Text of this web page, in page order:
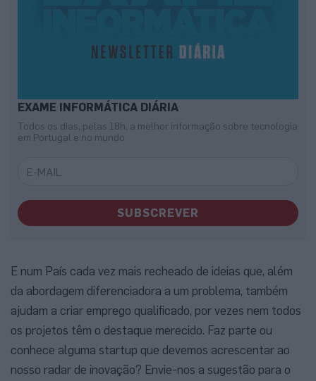
EXAME INFORMÁTICA DIÁRIA
Todos os dias, pelas 18h, a melhor informação sobre tecnologia
em Portugal e no mundo
SUBSCREVER
E num País cada vez mais recheado de ideias que, além
da abordagem diferenciadora a um problema, também
ajudam a criar emprego qualificado, por vezes nem todos
os projetos têm o destaque merecido. Faz parte ou
conhece alguma startup que devemos acrescentar ao
nosso radar de inovação? Envie-nos a sugestão para o